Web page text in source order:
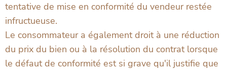
tentative de mise en conformité du vendeur restée
infructueuse.
Le consommateur a également droit à une réduction
du prix du bien ou à la résolution du contrat lorsque
le défaut de conformité est si grave qu'il justifie que